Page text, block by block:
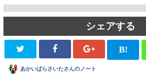
シェアする
B!
あかいばらさいたさんのノート